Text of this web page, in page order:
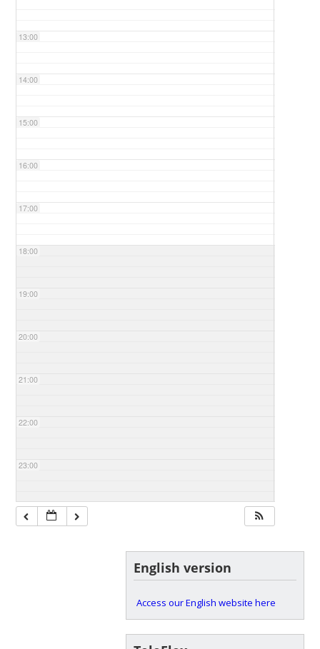
13:00
14:00
15:00
16:00
17:00
18:00
19:00
20:00
21:00
22:00
23:00
English version
Access our English website here